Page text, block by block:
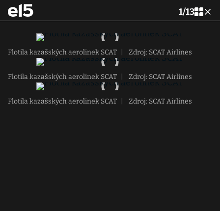
1/13
Flotila kazašských aerolinek SCAT Zdroj: SCAT Airlines
Flotila kazašských aerolinek SCAT Zdroj: SCAT Airlines
Flotila kazašských aerolinek SCAT Zdroj: SCAT Airlines